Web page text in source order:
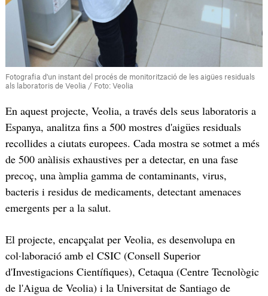
Fotografia d'un instant del procés de monitorització de les aigües residuals
als laboratoris de Veolia / Foto: Veolia
En aquest projecte, Veolia, a través dels seus laboratoris a
Espanya, analitza fins a 500 mostres d'aigües residuals
recollides a ciutats europees. Cada mostra se sotmet a més
de 500 anàlisis exhaustives per a detectar, en una fase
precoç, una àmplia gamma de contaminants, virus,
bacteris i residus de medicaments, detectant amenaces
emergents per a la salut.
El projecte, encapçalat per Veolia, es desenvolupa en
col·laboració amb el CSIC (Consell Superior
d'Investigacions Científiques), Cetaqua (Centre Tecnològic
de l'Aigua de Veolia) i la Universitat de Santiago de